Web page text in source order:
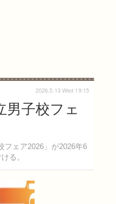
男子校フェ
ェア2026」が2026年6
る。
2026.5.13 Wed 19:15